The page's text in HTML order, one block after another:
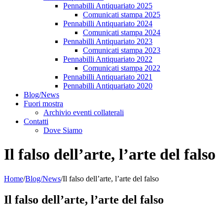
Pennabilli Antiquariato 2025
Comunicati stampa 2025
Pennabilli Antiquariato 2024
Comunicati stampa 2024
Pennabilli Antiquariato 2023
Comunicati stampa 2023
Pennabilli Antiquariato 2022
Comunicati stampa 2022
Pennabilli Antiquariato 2021
Pennabilli Antiquariato 2020
Blog/News
Fuori mostra
Archivio eventi collaterali
Contatti
Dove Siamo
Il falso dell’arte, l’arte del falso
Home/Blog/News/Il falso dell’arte, l’arte del falso
Il falso dell’arte, l’arte del falso